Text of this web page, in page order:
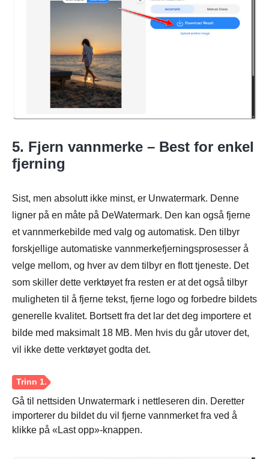
Trinn 1.
5. Fjern vannmerke – Best for enkel
fjerning
Sist, men absolutt ikke minst, er Unwatermark. Denne
ligner på en måte på DeWatermark. Den kan også fjerne
et vannmerkebilde med valg og automatisk. Den tilbyr
forskjellige automatiske vannmerkefjerningsprosesser å
velge mellom, og hver av dem tilbyr en flott tjeneste. Det
som skiller dette verktøyet fra resten er at det også tilbyr
muligheten til å fjerne tekst, fjerne logo og forbedre bildets
generelle kvalitet. Bortsett fra det lar det deg importere et
bilde med maksimalt 18 MB. Men hvis du går utover det,
vil ikke dette verktøyet godta det.
Gå til nettsiden Unwatermark i nettleseren din. Deretter
importerer du bildet du vil fjerne vannmerket fra ved å
klikke på «Last opp»-knappen.